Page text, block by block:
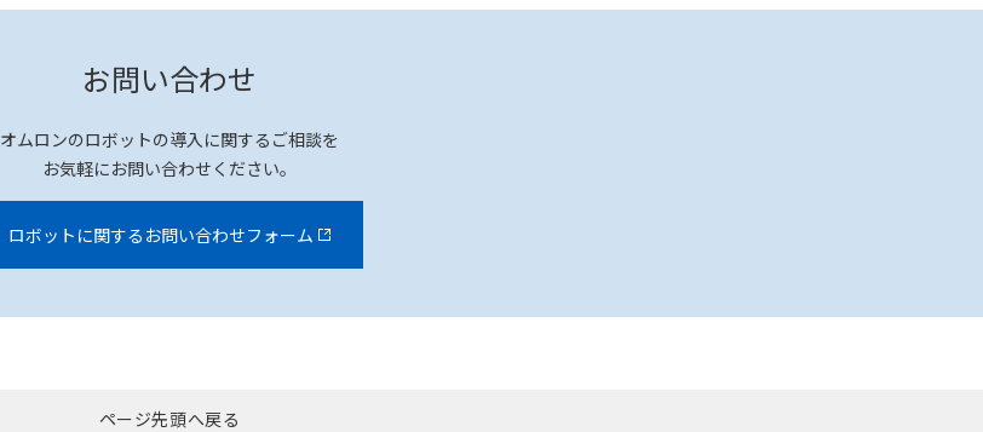
お問い合わせ
オムロンのロボットの導入に関するご相談を
お気軽にお問い合わせください。
ロボットに関するお問い合わせフォーム
ページ先頭へ戻る